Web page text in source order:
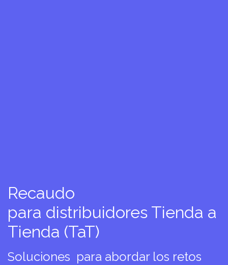
Recaudo
para distribuidores Tienda a
Tienda (TaT)
Soluciones para abordar los retos